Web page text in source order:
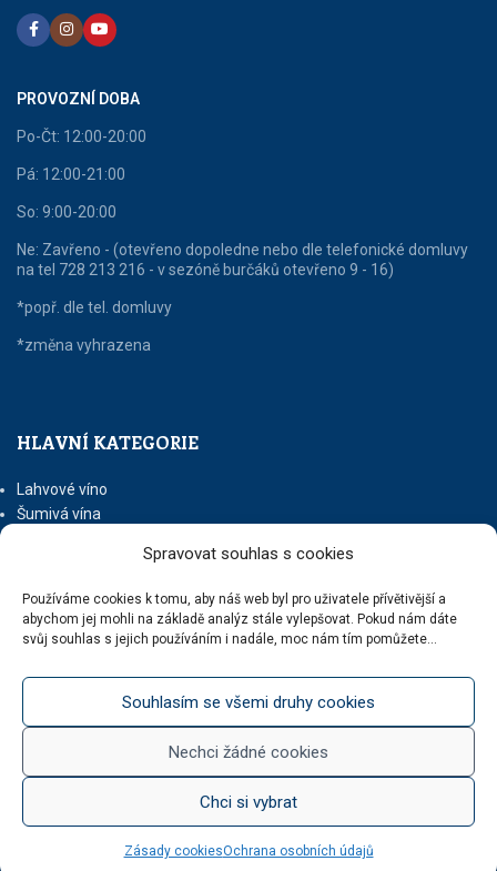
Spravovat souhlas s cookies
Používáme cookies k tomu, aby náš web byl pro uživatele přívětivější a
abychom jej mohli na základě analýz stále vylepšovat. Pokud nám dáte
svůj souhlas s jejich používáním i nadále, moc nám tím pomůžete...
Souhlasím se všemi druhy cookies
Nechci žádné cookies
Chci si vybrat
Zásady cookiesOchrana osobních údajů
PROVOZNÍ DOBA
Po-Čt: 12:00-20:00
Pá: 12:00-21:00
So: 9:00-20:00
Ne: Zavřeno - (otevřeno dopoledne nebo dle telefonické domluvy
na tel 728 213 216 - v sezóně burčáků otevřeno 9 - 16)
*popř. dle tel. domluvy
*změna vyhrazena
HLAVNÍ KATEGORIE
Lahvové víno
Šumivá vína
Dárkové balení
KATEGORIE BLOGU
O včelaření
Radek na kole